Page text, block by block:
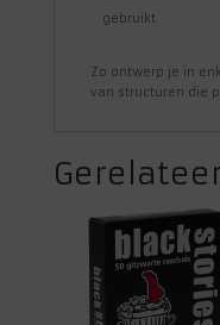
gebruikt
Zo ontwerp je in
van structuren die